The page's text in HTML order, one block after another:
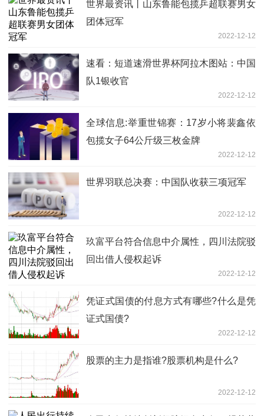
世界最资讯丨山东鲁能包揽乒超联赛男女
团体冠军
2022-12-12
速看：短道速滑世界杯阿拉木图站：中国
队1银收官
2022-12-12
全球信息:举重世锦赛：17岁小将裴鑫依
包揽女子64公斤级三枚金牌
2022-12-12
世界羽联总决赛：中国队收获三项冠军
2022-12-12
玖富平台符合信息中介属性，四川法院驳
回出借人侵权起诉
2022-12-12
凭证式国债的付息方式有哪些?什么是凭
证式国债?
2022-12-12
股票的主力是指谁?股票机构是什么?
2022-12-12